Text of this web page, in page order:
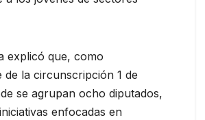
explicó que, como
de la circunscripción 1 de
se agrupan ocho diputados,
enfocadas en